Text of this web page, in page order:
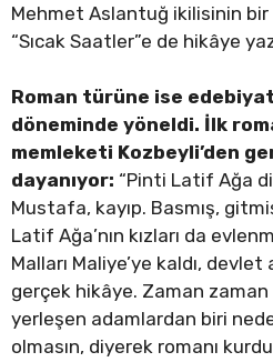
Mehmet Aslantuğ ikilisinin
“Sıcak Saatler”e de hikâye
Roman türüne ise
döneminde yöneldi. İlk
memleketi Kozbeyli’den
dayanıyor: “Pinti Latif Ağa
Mustafa, kayıp. Basmış,
Latif Ağa’nın kızları da
Malları Maliye’ye kaldı,
gerçek hikâye. Zaman
yerleşen adamlardan biri
olmasın, diyerek romanı